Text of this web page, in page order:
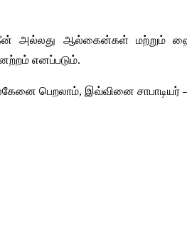
அல்லது ஆல்கைன்கள் மற்றும்
எனப்படும்.
பெறலாம், இவ்வினை சாபாடியர்